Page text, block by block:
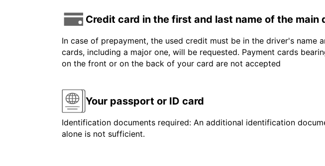
Credit card in the first and last name of the main
In case of prepayment, the used credit must be in the driver's
cards, including a major one, will be requested. Payment cards
on the front or on the back of your card are not accepted
Your passport or ID card
Identification documents required: An additional identification
alone is not sufficient.